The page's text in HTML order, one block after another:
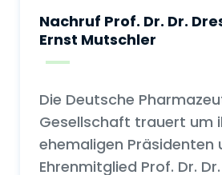
Nachruf Prof. Dr. Dr.
Ernst Mutschler
Die Deutsche
Gesellschaft trauert um
ehemaligen Präsidenten
Ehrenmitglied Prof. Dr.